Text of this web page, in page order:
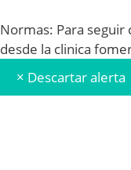
Normas: Para seguir
desde la clinica
× Descartar alerta